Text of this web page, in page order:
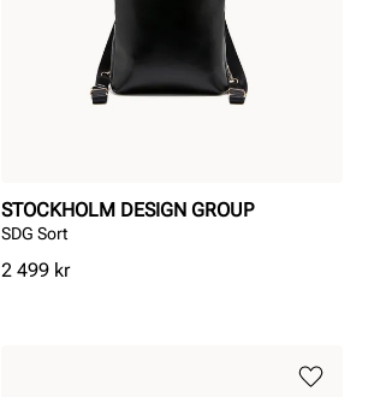
STOCKHOLM DESIGN GROUP
SDG Sort
Pris
2 499 kr